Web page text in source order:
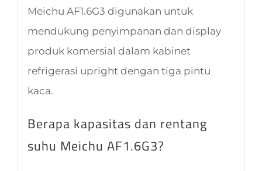
Meichu AF1.6G3 digunakan untuk
mendukung penyimpanan dan display
produk komersial dalam kabinet
refrigerasi upright dengan tiga pintu
kaca.
Berapa kapasitas dan rentang
suhu Meichu AF1.6G3?